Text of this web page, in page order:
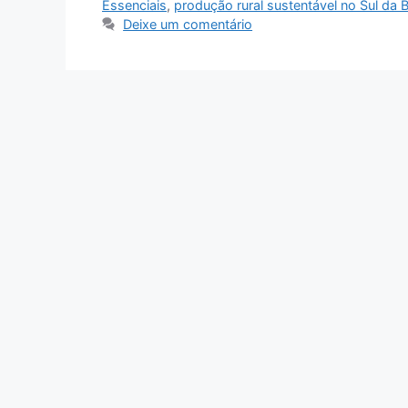
Essenciais, produção rural sustentável no Sul da
Deixe um comentário